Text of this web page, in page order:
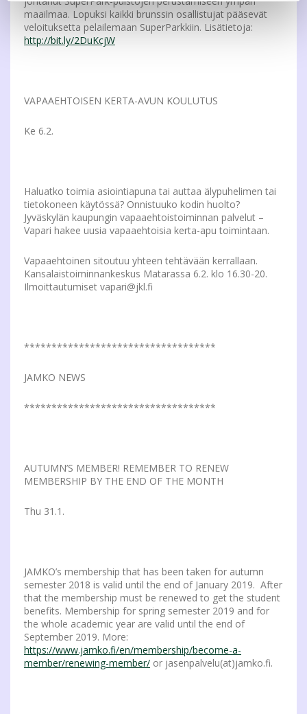
maailmaa. Lopuksi kaikki brunssin osallistujat pääsevät
veloituksetta pelailemaan SuperParkkiin. Lisätietoja:
http://bit.ly/2DuKcjW
VAPAAEHTOISEN KERTA-AVUN KOULUTUS
Ke 6.2.
Haluatko toimia asiointiapuna tai auttaa älypuhelimen tai
tietokoneen käytössä? Onnistuuko kodin huolto?
Jyväskylän kaupungin vapaaehtoistoiminnan palvelut –
Vapari hakee uusia vapaaehtoisia kerta-apu toimintaan.
Vapaaehtoinen sitoutuu yhteen tehtävään kerrallaan.
Kansalaistoiminnankeskus Matarassa 6.2. klo 16.30-20.
Ilmoittautumiset vapari@jkl.fi
***********************************
JAMKO NEWS
***********************************
AUTUMN’S MEMBER! REMEMBER TO RENEW
MEMBERSHIP BY THE END OF THE MONTH
Thu 31.1.
JAMKO’s membership that has been taken for autumn
semester 2018 is valid until the end of January 2019. After
that the membership must be renewed to get the student
benefits. Membership for spring semester 2019 and for
the whole academic year are valid until the end of
September 2019. More:
https://www.jamko.fi/en/membership/become-a-
member/renewing-member/ or jasenpalvelu(at)jamko.fi.